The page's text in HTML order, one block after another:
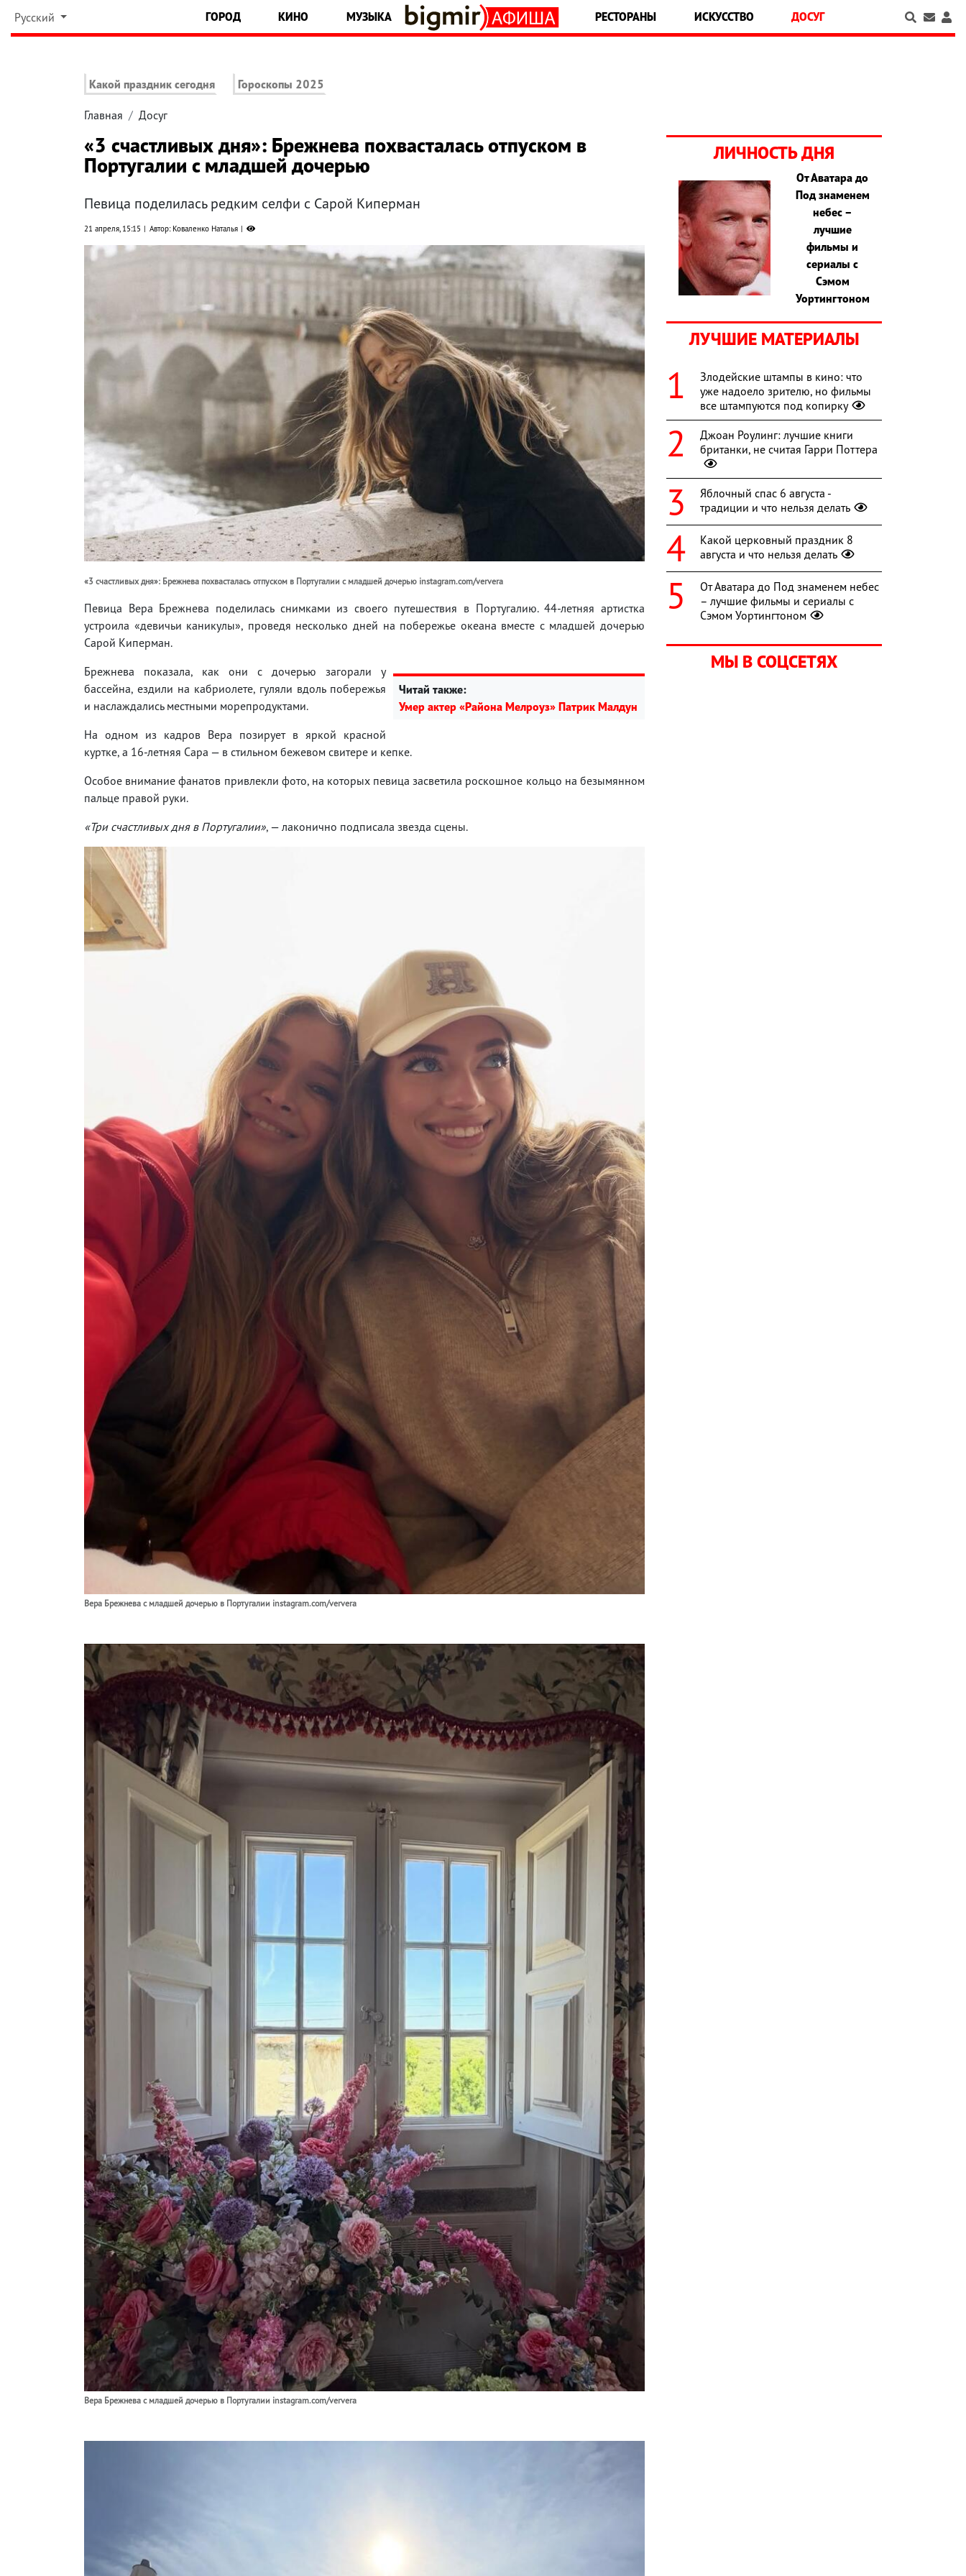
Русский ГОРОД КИНО МУЗЫКА РЕСТОРАНЫ ИСКУССТВО ДОСУГ
Какой праздник сегодня Гороскопы 2025
Главная Досуг
«3 счастливых дня»: Брежнева похвасталась отпуском в
Португалии с младшей дочерью
Певица поделилась редким селфи с Сарой Киперман
21 апреля, 15:15 Автор: Коваленко Наталья
«3 счастливых дня»: Брежнева похвасталась отпуском в Португалии с младшей дочерью instagram.com/ververa
Певица Вера Брежнева поделилась снимками из своего путешествия в Португалию. 44-летняя артистка
устроила «девичьи каникулы», проведя несколько дней на побережье океана вместе с младшей дочерью
Сарой Киперман.
Читай также:
Умер актер «Района Мелроуз» Патрик Малдун
Брежнева показала, как они с дочерью загорали у
бассейна, ездили на кабриолете, гуляли вдоль побережья
и наслаждались местными морепродуктами.
На одном из кадров Вера позирует в яркой красной
куртке, а 16-летняя Сара — в стильном бежевом свитере и кепке.
Особое внимание фанатов привлекли фото, на которых певица засветила роскошное кольцо на безымянном
пальце правой руки.
«Три счастливых дня в Португалии», — лаконично подписала звезда сцены.
Вера Брежнева с младшей дочерью в Португалии instagram.com/ververa
Вера Брежнева с младшей дочерью в Португалии instagram.com/ververa
ЛИЧНОСТЬ ДНЯ
От Аватара до
Под знаменем
небес –
лучшие
фильмы и
сериалы с
Сэмом
Уортингтоном
ЛУЧШИЕ МАТЕРИАЛЫ
Злодейские штампы в кино: что
уже надоело зрителю, но фильмы
все штампуются под копирку
Джоан Роулинг: лучшие книги
британки, не считая Гарри Поттера
Яблочный спас 6 августа -
традиции и что нельзя делать
Какой церковный праздник 8
августа и что нельзя делать
От Аватара до Под знаменем небес
– лучшие фильмы и сериалы с
Сэмом Уортингтоном
МЫ В СОЦСЕТЯХ